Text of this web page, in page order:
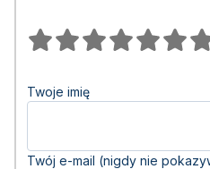
Twoje imię
Twój e-mail (nigdy nie